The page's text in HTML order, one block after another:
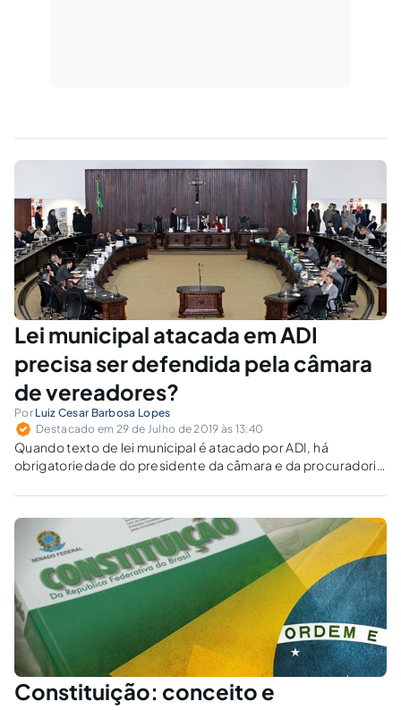
Lei municipal atacada em ADI
precisa ser defendida pela câmara
de vereadores?
Por Luiz Cesar Barbosa Lopes
Destacado em 29 de Julho de 2019 às 13:40
Quando texto de lei municipal é atacado por ADI, há
obrigatoriedade do presidente da câmara e da procuradoria
impugnado?
Constituição: conceito e